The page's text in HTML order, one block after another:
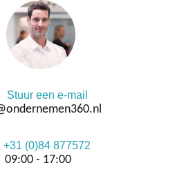
Stuur een e-mail
+31 (0)84 877572
09:00 - 17:00